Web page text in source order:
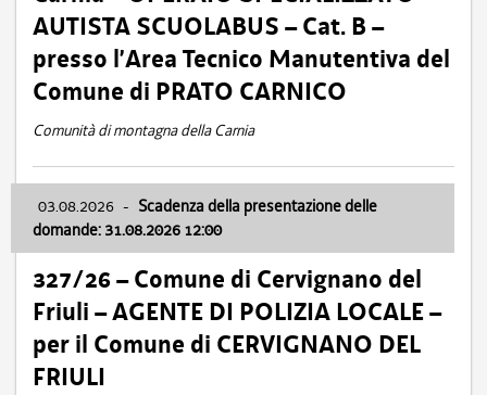
AUTISTA SCUOLABUS – Cat. B –
presso l’Area Tecnico Manutentiva del
Comune di PRATO CARNICO
Comunità di montagna della Carnia
03.08.2026 - Scadenza della presentazione delle
domande: 31.08.2026 12:00
327/26 – Comune di Cervignano del
Friuli – AGENTE DI POLIZIA LOCALE –
per il Comune di CERVIGNANO DEL
FRIULI